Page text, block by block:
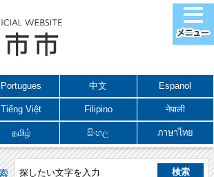
Portugues 中文 Espanol
Tiếng Việt Filipino नेपाली
தமிழ் සිංහල ภาษาไทย